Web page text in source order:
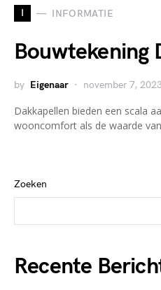
I INFORMATIE
Bouwtekening
by Eigenaar november 7, 2023
Dakkapellen bieden een scala
wooncomfort als de waarde
Zoeken
Recente